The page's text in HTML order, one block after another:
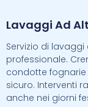
Lavaggi Ad
Servizio di
professionale.
condotte
sicuro. Interventi
anche nei giorni